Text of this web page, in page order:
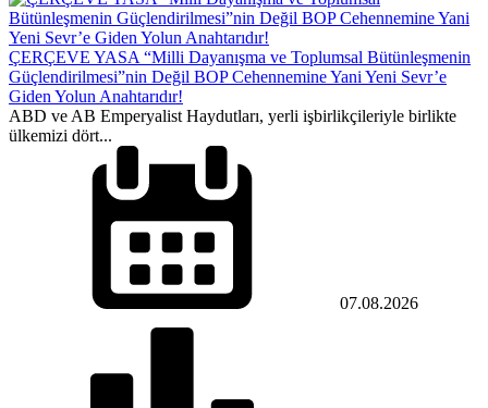
ÇERÇEVE YASA “Milli Dayanışma ve Toplumsal Bütünleşmenin
Güçlendirilmesi”nin Değil BOP Cehennemine Yani Yeni Sevr’e
Giden Yolun Anahtarıdır!
​ABD ve AB Emperyalist Haydutları, yerli işbirlikçileriyle birlikte
ülkemizi dört...
07.08.2026